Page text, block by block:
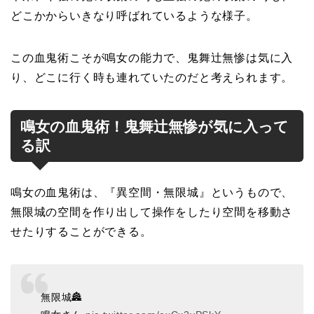
どこかからいきなり呼ばれているような様子。
この血鬼術こそが鳴女の能力で、鬼舞辻無惨は気に入
り、どこに行く時も連れていたのだと考えられます。
鳴女の血鬼術！鬼舞辻無惨が気に入って
る訳
鳴女の血鬼術は、『異空間・無限城』というもので、
無限城の空間を作り出して操作をしたり空間を移動さ
せたりすることができる。
無限城🏯